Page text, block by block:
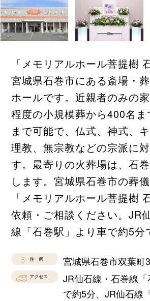
「メモリアルホール菩提樹
宮城県石巻市にある斎場・
ホールです。近親者のみの
程度の小規模葬から400名
まで可能で、仏式、神式、
理教、無宗教などの宗派に
す。最寄りの火葬場は、石
します。宮城県石巻市の葬
「メモリアルホール菩提樹
依頼・ご相談ください。JR
線「石巻駅」より車で約5分
住 所 宮城県石巻市双葉町
アクセス
JR仙石線・石巻線
で約5分、JR仙石線